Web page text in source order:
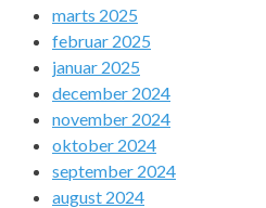
marts 2025
februar 2025
januar 2025
december 2024
november 2024
oktober 2024
september 2024
august 2024